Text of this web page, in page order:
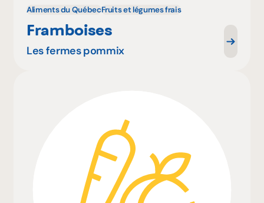
Aliments du QuébecFruits et légumes frais
Framboises
Les fermes pommix